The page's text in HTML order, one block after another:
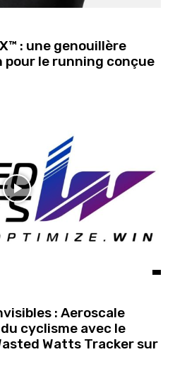
: une genouillère
le running conçue
: Aeroscale
cyclisme avec le
Watts Tracker sur